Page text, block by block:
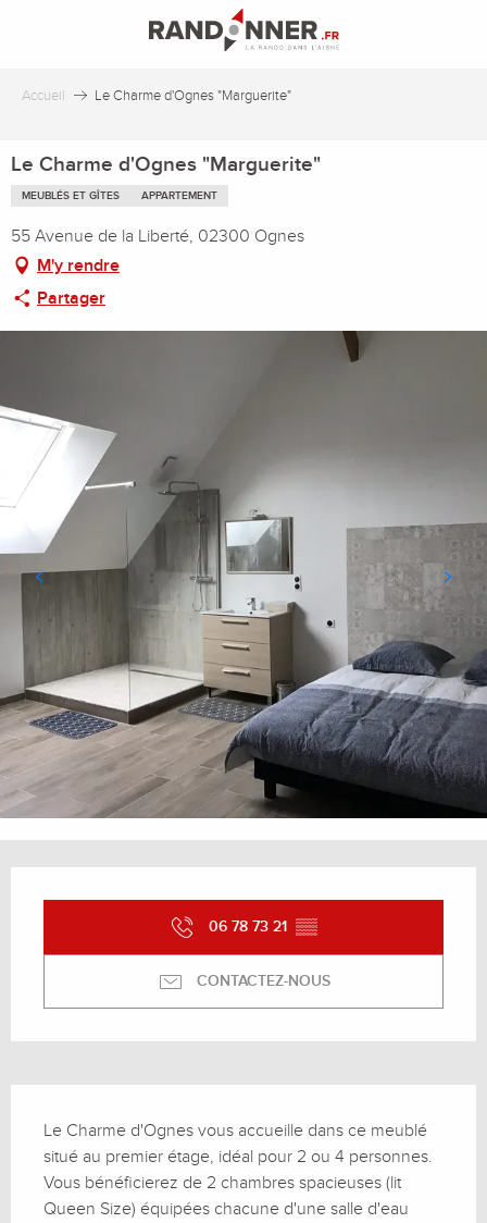
principal
Accueil Le Charme d'Ognes "Marguerite"
Le Charme d'Ognes "Marguerite"
MEUBLÉS ET GÎTES APPARTEMENT
55 Avenue de la Liberté, 02300 Ognes
M'y rendre
Partager
06 78 73 21 ▒▒
CONTACTEZ-NOUS
Le Charme d'Ognes vous accueille dans ce meublé
situé au premier étage, idéal pour 2 ou 4 personnes.
Vous bénéficierez de 2 chambres spacieuses (lit
Queen Size) équipées chacune d'une salle d'eau